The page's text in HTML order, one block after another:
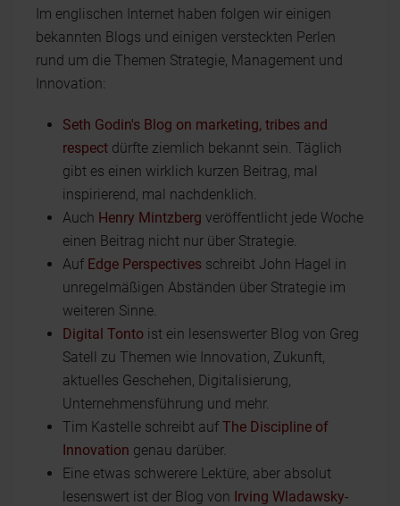
Im englischen Internet haben folgen wir einigen
bekannten Blogs und einigen versteckten Perlen
rund um die Themen Strategie, Management und
Innovation:
Seth Godin's Blog on marketing, tribes and
respect dürfte ziemlich bekannt sein. Täglich
gibt es einen wirklich kurzen Beitrag, mal
inspirierend, mal nachdenklich.
Auch Henry Mintzberg veröffentlicht jede Woche
einen Beitrag nicht nur über Strategie.
Auf Edge Perspectives schreibt John Hagel in
unregelmäßigen Abständen über Strategie im
weiteren Sinne.
Digital Tonto ist ein lesenswerter Blog von Greg
Satell zu Themen wie Innovation, Zukunft,
aktuelles Geschehen, Digitalisierung,
Unternehmensführung und mehr.
Tim Kastelle schreibt auf The Discipline of
Innovation genau darüber.
Eine etwas schwerere Lektüre, aber absolut
lesenswert ist der Blog von Irving Wladawsky-